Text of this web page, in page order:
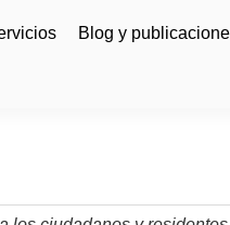
Blog y